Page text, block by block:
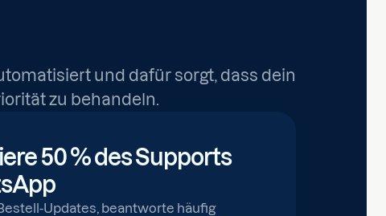
und dafür sorgt, dass dein
zu behandeln.
50 % des Supports
Updates, beantworte häufig